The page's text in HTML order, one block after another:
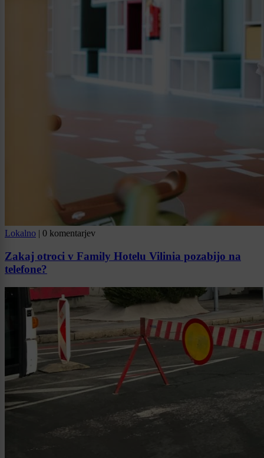
Lokalno | 0 komentarjev
Zakaj otroci v Family Hotelu Vilinia pozabijo na
telefone?